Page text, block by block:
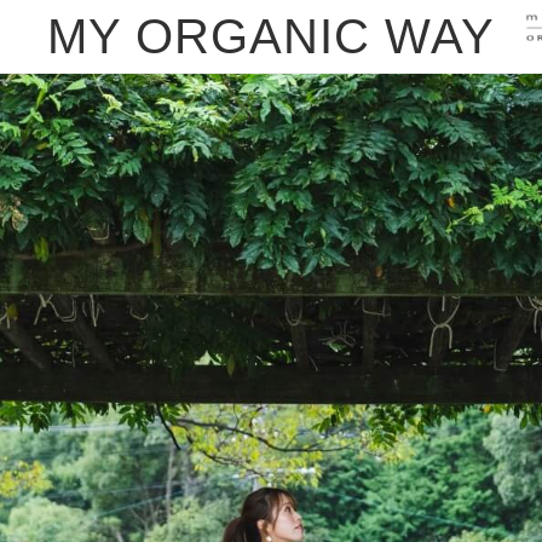
MY ORGANIC WAY